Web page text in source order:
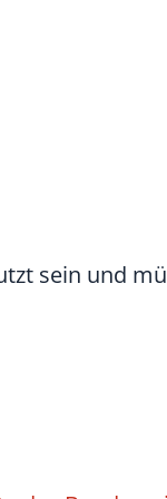
sein und